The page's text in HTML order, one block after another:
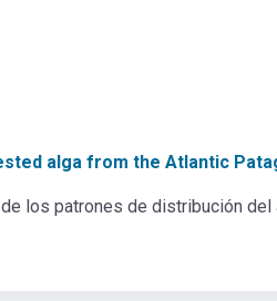
alga from the Atlantic
los patrones de distribución del